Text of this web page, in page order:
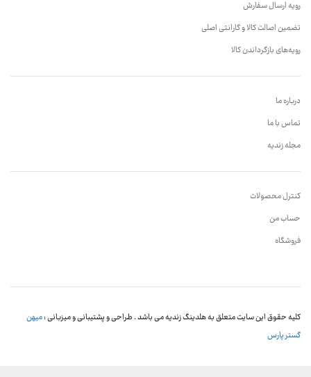
رویه ارسال سفارش
تضمین اصالت کالا و گارانتی اصلی
رویه‌های بازگرداندن کالا
درباره ما
تماس با ما
مجله زندیه
کنترل محصولات
حساب من
فروشگاه
کلیه حقوق این سایت متعلق به هلدینگ زندیه می باشد . طراحی و پشتیبانی و میزبانی :میهن
گستر پارس